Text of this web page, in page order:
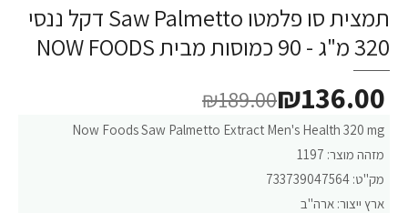
תמצית סו פלמטו Saw Palmetto דקל ננסי
320 מ"ג - 90 כמוסות מבית NOW FOODS
Now Foods Saw Palmetto Extract Men's Health 320 mg
מזהה מוצר: 1197
מק"ט: 733739047564
ארץ ייצור: ארה"ב
₪136.00
₪189.00